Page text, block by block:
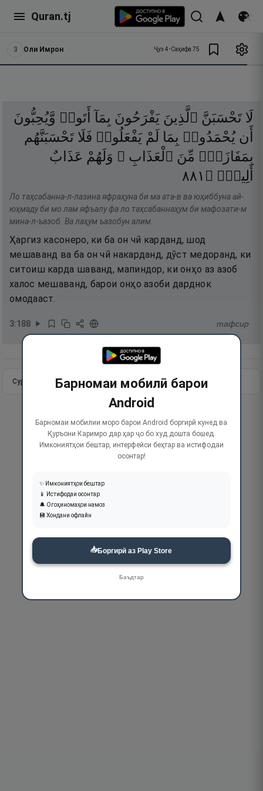
Quran.tj
3 Оли Имрон Ҷуз 4•Саҳифа 75
لَا تَحْسَبَنَّ ٱلَّذِينَ يَفْرَحُونَ بِمَآ أَتَوا۟ وَّيُحِبُّونَ
أَن يُحْمَدُوا۟ بِمَا لَمْ يَفْعَلُوا۟ فَلَا تَحْسَبَنَّهُم
بِمَفَازَةٍۢ مِّنَ ٱلْعَذَابِ ۖ وَلَهُمْ عَذَابٌ
أَلِيمٌۭ ۝ ١٨٨
Ло таҳсабанна-л-лазина яфраҳуна би ма ата-в ва юҳиббуна ай-
юҳмаду би мо лам яфъалу фа ло таҳсабаннаҳум би мафозати-м
мина-л-ъазоб. Ва лаҳум ъазобун алим.
Ҳаргиз касонеро, ки ба он чӣ карданд, шод
мешаванд ва ба он чӣ накарданд, дӯст медоранд, ки
ситоиш карда шаванд, мапиндор, ки онҳо аз азоб
халос мешаванд, барои онҳо азоби дарднок
омодааст.
3:188 тафсир
Сураи пурра Идома додан
Барномаи мобилӣ барои
Android
Барномаи мобилии моро барои Android боргирӣ кунед ва
Қуръони Каримро дар ҳар ҷо бо худ дошта бошед.
Имкониятҳои бештар, интерфейси беҳтар ва истифодаи
осонтар!
✨ Имкониятҳои бештар
📱 Истифодаи осонтар
🔔 Огоҳиномаҳои намоз
💾 Хондани офлайн
📥Боргирӣ аз Play Store
Баъдтар